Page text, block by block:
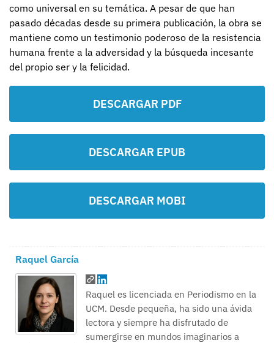
como universal en su temática. A pesar de que han
pasado décadas desde su primera publicación, la obra se
mantiene como un testimonio poderoso de la resistencia
humana frente a la adversidad y la búsqueda incesante
del propio ser y la felicidad.
DESCARGAR PDF
DESCARGAR EPUB
DESCARGAR MOBI
Raquel García
Raquel es licenciada en Periodismo en la
UCM. Desde pequeña, ha sido una ávida
lectora y siempre ha disfrutado de
sumergirse en mundos imaginarios a